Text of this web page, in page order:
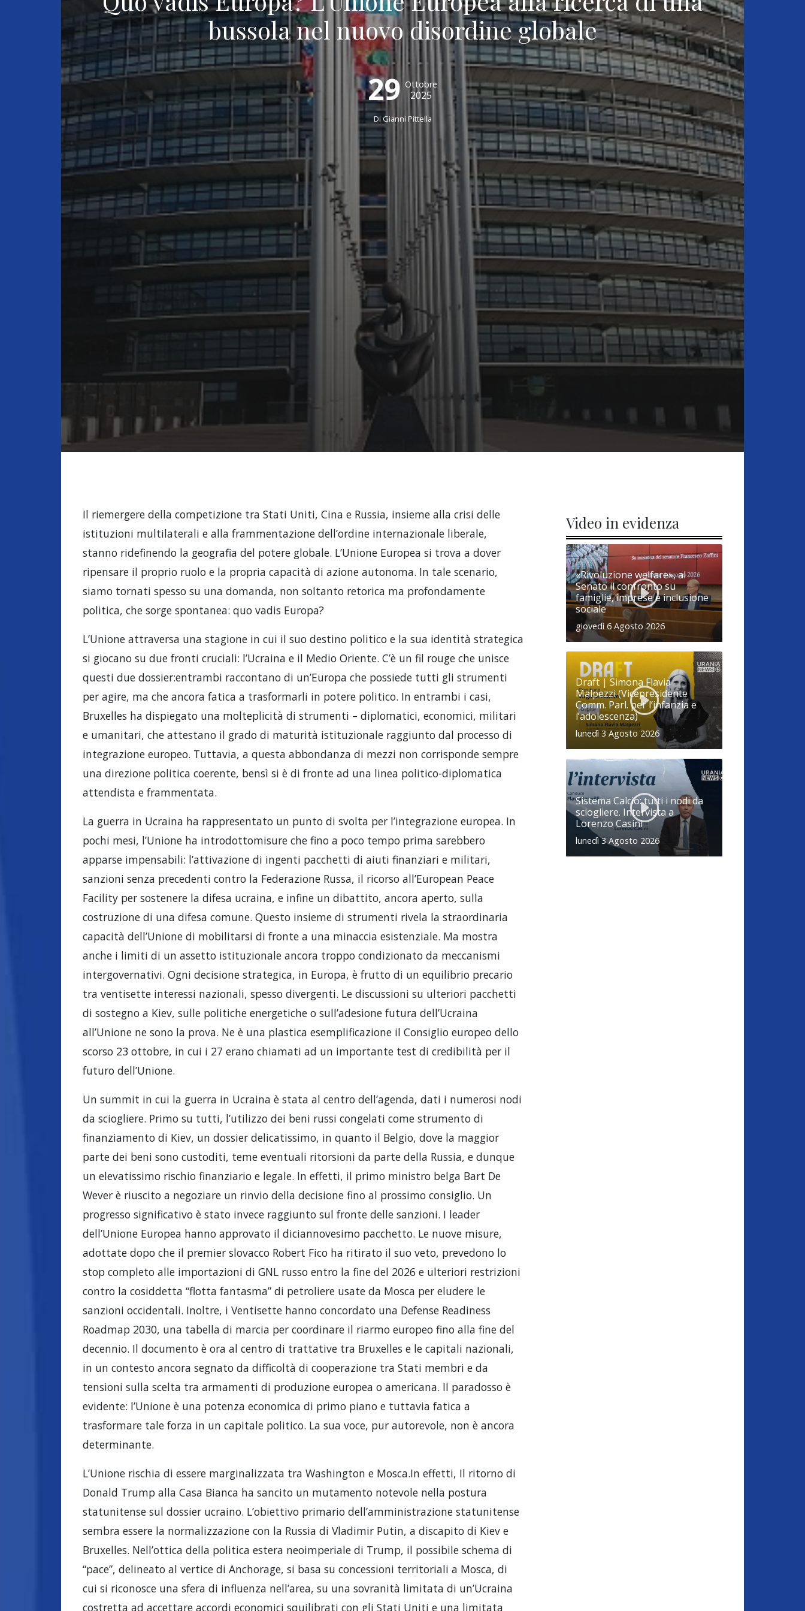
bussola nel nuovo disordine globale
29 Ottobre
2025
Di Gianni Pittella
Il riemergere della competizione tra Stati Uniti, Cina e Russia, insieme alla crisi delle
istituzioni multilaterali e alla frammentazione dell’ordine internazionale liberale,
stanno ridefinendo la geografia del potere globale. L’Unione Europea si trova a dover
ripensare il proprio ruolo e la propria capacità di azione autonoma. In tale scenario,
siamo tornati spesso su una domanda, non soltanto retorica ma profondamente
politica, che sorge spontanea: quo vadis Europa?
L’Unione attraversa una stagione in cui il suo destino politico e la sua identità strategica
si giocano su due fronti cruciali: l’Ucraina e il Medio Oriente. C’è un fil rouge che unisce
questi due dossier:entrambi raccontano di un’Europa che possiede tutti gli strumenti
per agire, ma che ancora fatica a trasformarli in potere politico. In entrambi i casi,
Bruxelles ha dispiegato una molteplicità di strumenti – diplomatici, economici, militari
e umanitari, che attestano il grado di maturità istituzionale raggiunto dal processo di
integrazione europeo. Tuttavia, a questa abbondanza di mezzi non corrisponde sempre
una direzione politica coerente, bensì si è di fronte ad una linea politico-diplomatica
attendista e frammentata.
La guerra in Ucraina ha rappresentato un punto di svolta per l’integrazione europea. In
pochi mesi, l’Unione ha introdottomisure che fino a poco tempo prima sarebbero
apparse impensabili: l’attivazione di ingenti pacchetti di aiuti finanziari e militari,
sanzioni senza precedenti contro la Federazione Russa, il ricorso all’European Peace
Facility per sostenere la difesa ucraina, e infine un dibattito, ancora aperto, sulla
costruzione di una difesa comune. Questo insieme di strumenti rivela la straordinaria
capacità dell’Unione di mobilitarsi di fronte a una minaccia esistenziale. Ma mostra
anche i limiti di un assetto istituzionale ancora troppo condizionato da meccanismi
intergovernativi. Ogni decisione strategica, in Europa, è frutto di un equilibrio precario
tra ventisette interessi nazionali, spesso divergenti. Le discussioni su ulteriori pacchetti
di sostegno a Kiev, sulle politiche energetiche o sull’adesione futura dell’Ucraina
all’Unione ne sono la prova. Ne è una plastica esemplificazione il Consiglio europeo dello
scorso 23 ottobre, in cui i 27 erano chiamati ad un importante test di credibilità per il
futuro dell’Unione.
Un summit in cui la guerra in Ucraina è stata al centro dell’agenda, dati i numerosi nodi
da sciogliere. Primo su tutti, l’utilizzo dei beni russi congelati come strumento di
finanziamento di Kiev, un dossier delicatissimo, in quanto il Belgio, dove la maggior
parte dei beni sono custoditi, teme eventuali ritorsioni da parte della Russia, e dunque
un elevatissimo rischio finanziario e legale. In effetti, il primo ministro belga Bart De
Wever è riuscito a negoziare un rinvio della decisione fino al prossimo consiglio. Un
progresso significativo è stato invece raggiunto sul fronte delle sanzioni. I leader
dell’Unione Europea hanno approvato il diciannovesimo pacchetto. Le nuove misure,
adottate dopo che il premier slovacco Robert Fico ha ritirato il suo veto, prevedono lo
stop completo alle importazioni di GNL russo entro la fine del 2026 e ulteriori restrizioni
contro la cosiddetta “flotta fantasma” di petroliere usate da Mosca per eludere le
sanzioni occidentali. Inoltre, i Ventisette hanno concordato una Defense Readiness
Roadmap 2030, una tabella di marcia per coordinare il riarmo europeo fino alla fine del
decennio. Il documento è ora al centro di trattative tra Bruxelles e le capitali nazionali,
in un contesto ancora segnato da difficoltà di cooperazione tra Stati membri e da
tensioni sulla scelta tra armamenti di produzione europea o americana. Il paradosso è
evidente: l’Unione è una potenza economica di primo piano e tuttavia fatica a
trasformare tale forza in un capitale politico. La sua voce, pur autorevole, non è ancora
determinante.
L’Unione rischia di essere marginalizzata tra Washington e Mosca.In effetti, Il ritorno di
Donald Trump alla Casa Bianca ha sancito un mutamento notevole nella postura
statunitense sul dossier ucraino. L’obiettivo primario dell’amministrazione statunitense
sembra essere la normalizzazione con la Russia di Vladimir Putin, a discapito di Kiev e
Bruxelles. Nell’ottica della politica estera neoimperiale di Trump, il possibile schema di
“pace”, delineato al vertice di Anchorage, si basa su concessioni territoriali a Mosca, di
cui si riconosce una sfera di influenza nell’area, su una sovranità limitata di un’Ucraina
costretta ad accettare accordi economici squilibrati con gli Stati Uniti e una limitata
Video in evidenza
«Rivoluzione welfare», al
Senato il confronto su
famiglie, imprese e inclusione
sociale
giovedì 6 Agosto 2026
Draft | Simona Flavia
Malpezzi (Vicepresidente
Comm. Parl. per l’infanzia e
l’adolescenza)
lunedì 3 Agosto 2026
Sistema Calcio: tutti i nodi da
sciogliere. Intervista a
Lorenzo Casini
lunedì 3 Agosto 2026